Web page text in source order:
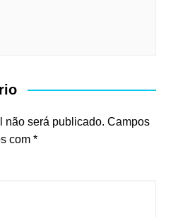
não será publicado. Campos
com *